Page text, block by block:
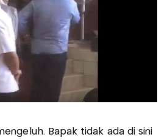
Bapak tidak ada di sini